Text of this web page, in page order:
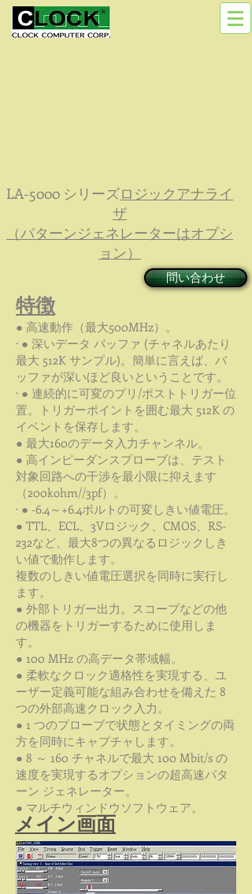
LA-5000 シリーズロジックアナライ
ザ
（パターンジェネレーターはオプシ
ョン）
問い合わせ
特徴
● 高速動作（最大500MHz）。
· ● 深いデータ バッファ (チャネルあたり
最大 512K サンプル)。簡単に言えば、バ
ッファが深いほど良いということです。
· ● 連続的に可変のプリ/ポストトリガー位
置。トリガーポイントを囲む最大 512K の
イベントを保存します。
● 最大160のデータ入力チャンネル。
● 高インピーダンスプローブは、テスト
対象回路への干渉を最小限に抑えます
（200kohm//3pf）。
· ● -6.4～+6.4ボルトの可変しきい値電圧。
● TTL、ECL、3Vロジック、CMOS、RS-
232など、最大8つの異なるロジックしき
い値で動作します。
複数のしきい値電圧選択を同時に実行し
ます。
● 外部トリガー出力。スコープなどの他
の機器をトリガーするために使用しま
す。
● 100 MHz の高データ帯域幅。
● 柔軟なクロック適格性を実現する、ユ
ーザー定義可能な組み合わせを備えた 8
つの外部高速クロック入力。
● 1 つのプローブで状態とタイミングの両
方を同時にキャプチャします。
● 8 ～ 160 チャネルで最大 100 Mbit/s の
速度を実現するオプションの超高速パタ
ーン ジェネレーター。
● マルチウィンドウソフトウェア。
メイン画面